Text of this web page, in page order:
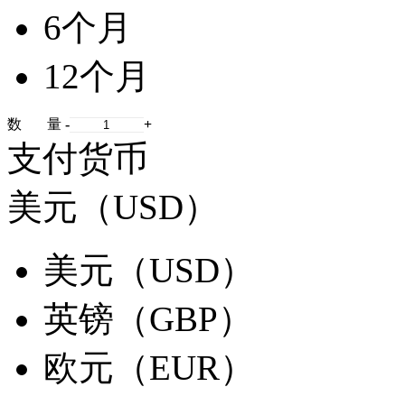
6个月
12个月
数 量 - +
支付货币
美元（USD）
美元（USD）
英镑（GBP）
欧元（EUR）